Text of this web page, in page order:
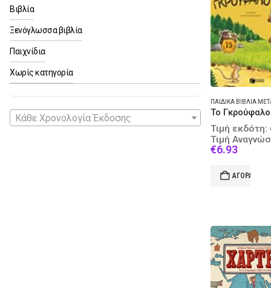
Το Γκρούφαλο
Τιμή εκδότη:
Τιμή
€6.93Current
is:
€6.93.
ΑΓΟΡΆ
Βιβλία
Ξενόγλωσσα βιβλία
Παιχνίδια
Χωρίς κατηγορία
Κάθε Χρονολογία Έκδοσης